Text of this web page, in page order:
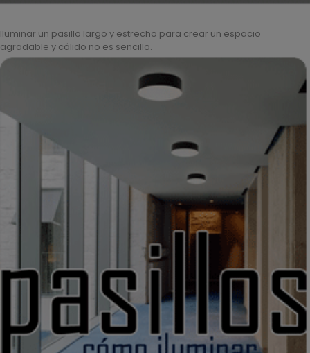
Iluminar un pasillo largo y estrecho para crear un espacio
agradable y cálido no es sencillo.